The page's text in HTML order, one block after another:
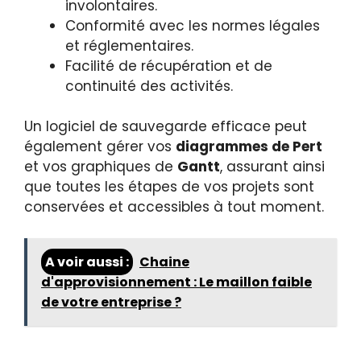
involontaires.
Conformité avec les normes légales
et réglementaires.
Facilité de récupération et de
continuité des activités.
Un logiciel de sauvegarde efficace peut
également gérer vos diagrammes de Pert
et vos graphiques de Gantt, assurant ainsi
que toutes les étapes de vos projets sont
conservées et accessibles à tout moment.
A voir aussi :
Chaine
d'approvisionnement : Le maillon faible
de votre entreprise ?